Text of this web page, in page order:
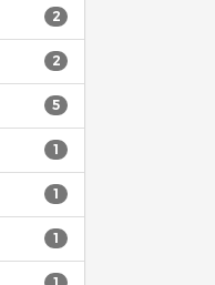
2
2
5
1
1
1